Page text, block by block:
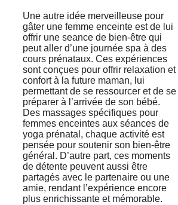
Une autre idée merveilleuse pour
gâter une femme enceinte est de lui
offrir une seance de bien-être qui
peut aller d’une journée spa à des
cours prénataux. Ces expériences
sont conçues pour offrir relaxation et
confort à la future maman, lui
permettant de se ressourcer et de se
préparer à l’arrivée de son bébé.
Des massages spécifiques pour
femmes enceintes aux séances de
yoga prénatal, chaque activité est
pensée pour soutenir son bien-être
général. D’autre part, ces moments
de détente peuvent aussi être
partagés avec le partenaire ou une
amie, rendant l’expérience encore
plus enrichissante et mémorable.